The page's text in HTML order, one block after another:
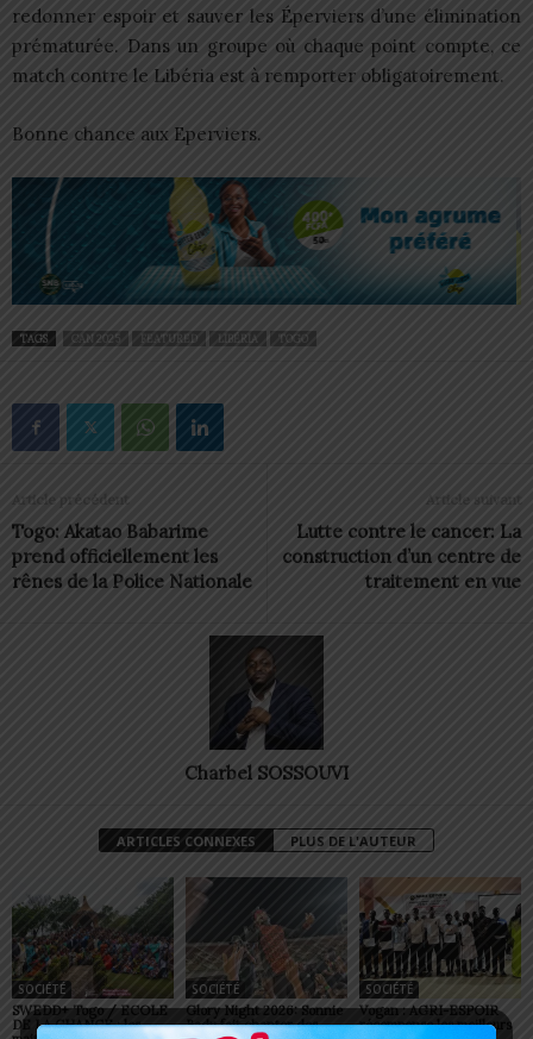
redonner espoir et sauver les Éperviers d’une élimination
prématurée. Dans un groupe où chaque point compte, ce
match contre le Libéria est à remporter obligatoirement.
Bonne chance aux Eperviers.
TAGS CAN 2025 FEATURED LIBÉRIA TOGO
Article précédent
Togo: Akatao Babarime
prend officiellement les
rênes de la Police Nationale
Article suivant
Lutte contre le cancer: La
construction d’un centre de
traitement en vue
Charbel SOSSOUVI
ARTICLES CONNEXES PLUS DE L'AUTEUR
SOCIÉTÉ
SWEDD+ Togo / ECOLE
DE LA CHANCE : les
SOCIÉTÉ
Glory Night 2026: Sonnie
Badu fait chanter des
SOCIÉTÉ
Vogan : AGRI-ESPOIR
récompense les meilleurs